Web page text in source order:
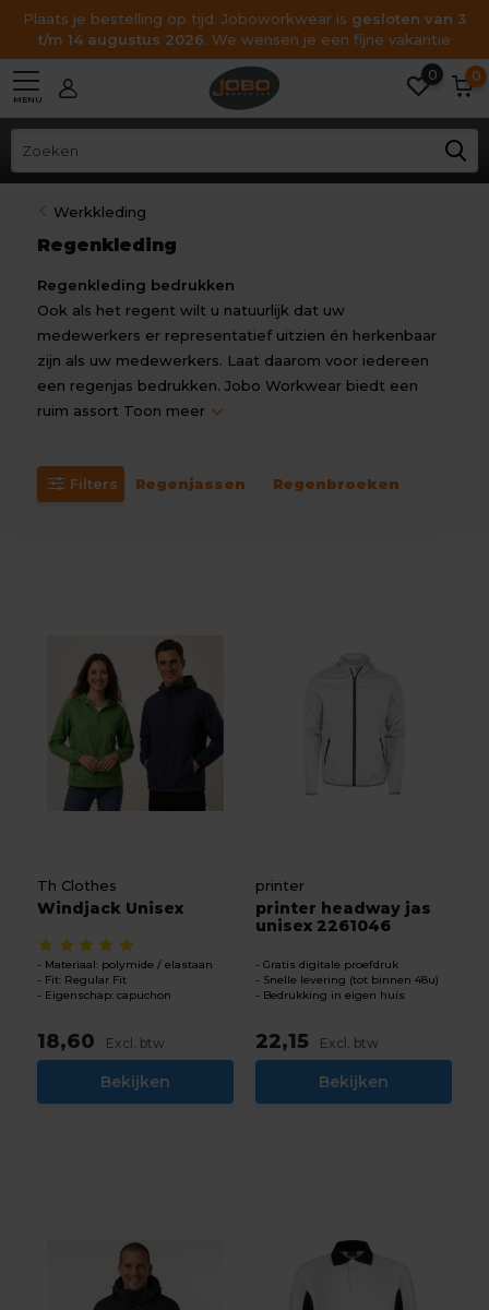
Plaats je bestelling op tijd. Joboworkwear is gesloten van 3
t/m 14 augustus 2026. We wensen je een fijne vakantie
MENU
0 0
Werkkleding
Regenkleding
Regenkleding bedrukken
Ook als het regent wilt u natuurlijk dat uw
medewerkers er representatief uitzien én herkenbaar
zijn als uw medewerkers. Laat daarom voor iedereen
een regenjas bedrukken. Jobo Workwear biedt een
ruim assort Toon meer
Filters Regenjassen Regenbroeken
Th Clothes
Windjack Unisex
Materiaal: polymide / elastaan
Fit: Regular Fit
Eigenschap: capuchon
18,60 Excl. btw
Bekijken
printer
printer headway jas
unisex 2261046
Gratis digitale proefdruk
Snelle levering (tot binnen 48u)
Bedrukking in eigen huis
22,15 Excl. btw
Bekijken